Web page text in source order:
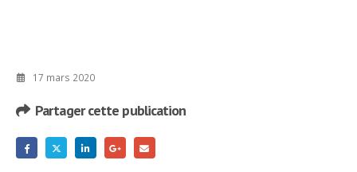
17 mars 2020
Partager cette publication